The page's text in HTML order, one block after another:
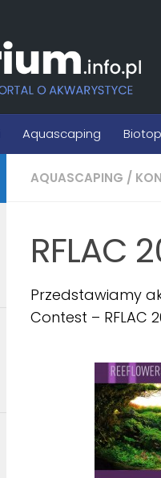
Aquascaping
AQUASCAPING /
RFLAC
Przedstawiamy
Contest – RFLAC